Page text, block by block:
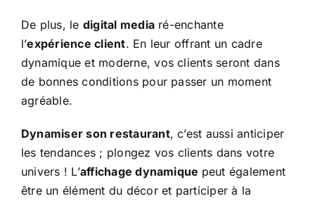
De plus, le digital media ré-enchante
l’expérience client. En leur offrant un cadre
dynamique et moderne, vos clients seront dans
de bonnes conditions pour passer un moment
agréable.
Dynamiser son restaurant, c’est aussi anticiper
les tendances ; plongez vos clients dans votre
univers ! L’affichage dynamique peut également
être un élément du décor et participer à la